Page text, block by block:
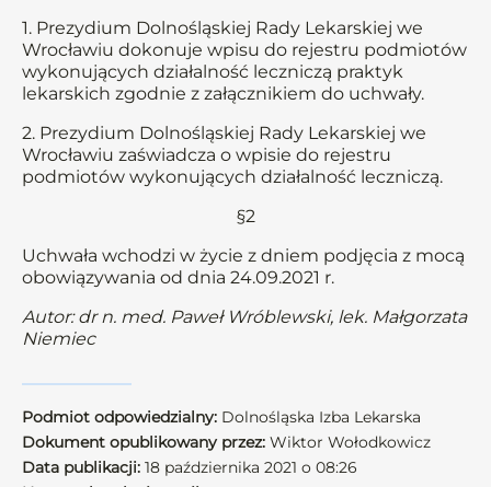
1. Prezydium Dolnośląskiej Rady Lekarskiej we
Wrocławiu dokonuje wpisu do rejestru podmiotów
wykonujących działalność leczniczą praktyk
lekarskich zgodnie z załącznikiem do uchwały.
2. Prezydium Dolnośląskiej Rady Lekarskiej we
Wrocławiu zaświadcza o wpisie do rejestru
podmiotów wykonujących działalność leczniczą.
§2
Uchwała wchodzi w życie z dniem podjęcia z mocą
obowiązywania od dnia 24.09.2021 r.
Autor: dr n. med. Paweł Wróblewski, lek. Małgorzata
Niemiec
Podmiot odpowiedzialny: Dolnośląska Izba Lekarska
Dokument opublikowany przez: Wiktor Wołodkowicz
Data publikacji: 18 października 2021 o 08:26